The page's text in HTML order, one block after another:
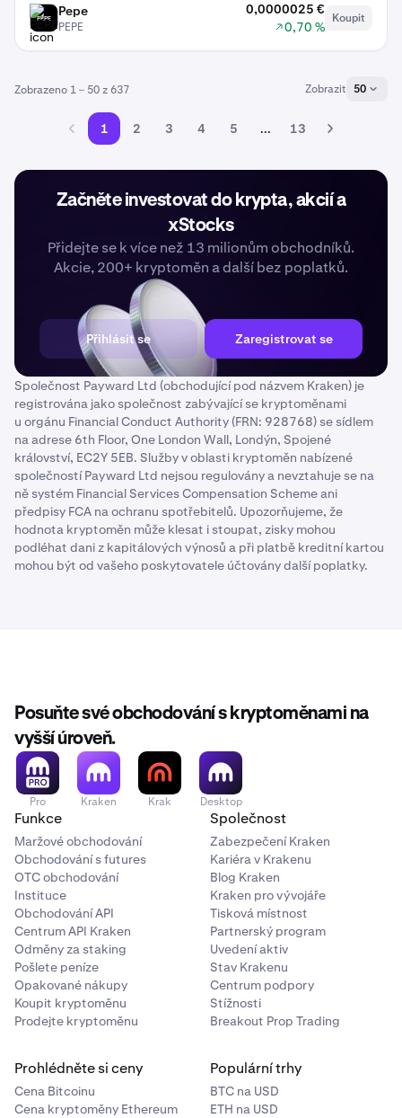
PEPE Pepe
PEPE
0,0000025 €
0,70 %
Koupit
Zobrazeno 1 – 50 z 637 Zobrazit 50
1 2 3 4 5 ... 13
Začněte investovat do krypta, akcií a
xStocks
Přidejte se k více než 13 milionům obchodníků.
Akcie, 200+ kryptoměn a další bez poplatků.
Přihlásit se Zaregistrovat se
Společnost Payward Ltd (obchodující pod názvem Kraken) je
registrována jako společnost zabývající se kryptoměnami
u orgánu Financial Conduct Authority (FRN: 928768) se sídlem
na adrese 6th Floor, One London Wall, Londýn, Spojené
království, EC2Y 5EB. Služby v oblasti kryptoměn nabízené
společností Payward Ltd nejsou regulovány a nevztahuje se na
ně systém Financial Services Compensation Scheme ani
předpisy FCA na ochranu spotřebitelů. Upozorňujeme, že
hodnota kryptoměn může klesat i stoupat, zisky mohou
podléhat dani z kapitálových výnosů a při platbě kreditní kartou
mohou být od vašeho poskytovatele účtovány další poplatky.
Posuňte své obchodování s kryptoměnami na
vyšší úroveň.
Pro Kraken Krak Desktop
Funkce
Maržové obchodování
Obchodování s futures
OTC obchodování
Instituce
Obchodování API
Centrum API Kraken
Odměny za staking
Pošlete peníze
Opakované nákupy
Koupit kryptoměnu
Prodejte kryptoměnu
Společnost
Zabezpečení Kraken
Kariéra v Krakenu
Blog Kraken
Kraken pro vývojáře
Tisková místnost
Partnerský program
Uvedení aktiv
Stav Krakenu
Centrum podpory
Stížnosti
Breakout Prop Trading
Prohlédněte si ceny
Cena Bitcoinu
Cena kryptoměny Ethereum
Populární trhy
BTC na USD
ETH na USD